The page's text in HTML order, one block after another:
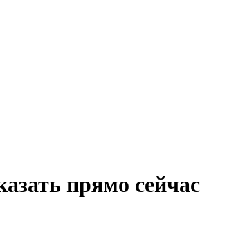
прямо сейчас